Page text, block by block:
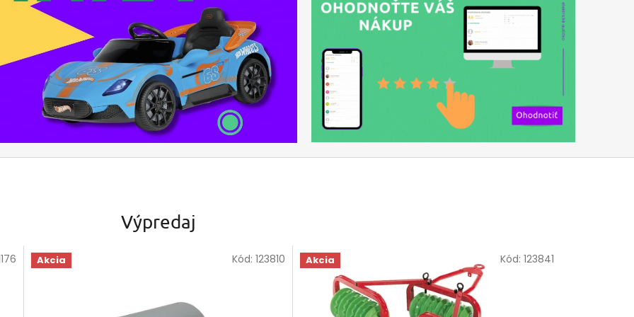
Výpredaj
Akcia Kód: 123810 Akcia Kód: 123841